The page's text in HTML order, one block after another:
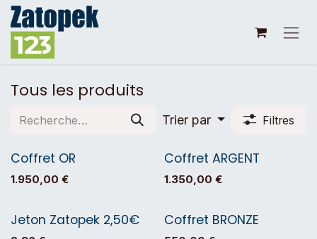
Se rendre au contenu
Tous les produits
Trier par Filtres
Coffret OR
1.950,00 €
Coffret ARGENT
1.350,00 €
Jeton Zatopek 2,50€ Coffret BRONZE